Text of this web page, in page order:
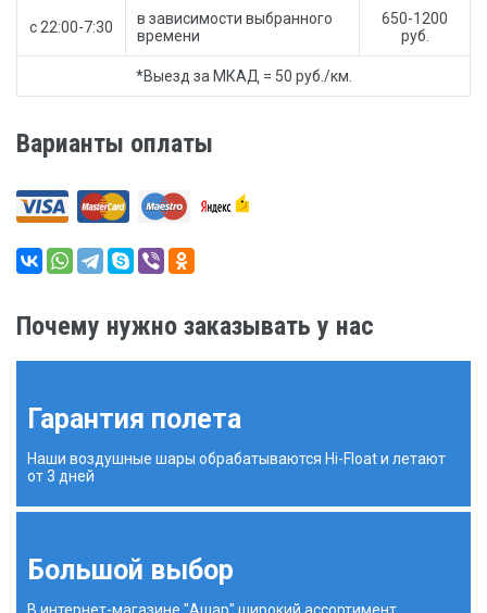
с 22:00-7:30
в зависимости выбранного
времени
650-1200
руб.
*Выезд за МКАД = 50 руб./км.
Варианты оплаты
Почему нужно заказывать у нас
Гарантия полета
Наши воздушные шары обрабатываются Hi-Float и летают
от 3 дней
Большой выбор
В интернет-магазине "Ашар" широкий ассортимент